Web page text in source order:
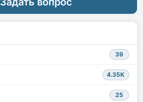
39
4.35K
25